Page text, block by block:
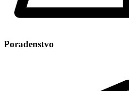
Poradenstvo